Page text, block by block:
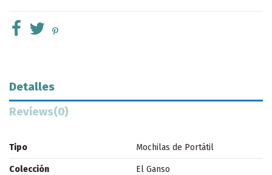
Detalles
Reviews(0)
Tipo Mochilas de Portátil
Colección El Ganso